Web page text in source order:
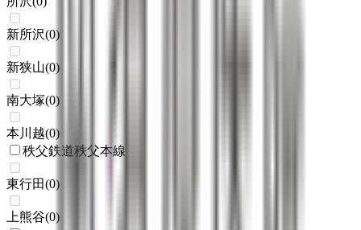
新所沢(0)
新狭山(0)
南大塚(0)
本川越(0)
秩父鉄道秩父本線
東行田(0)
上熊谷(0)